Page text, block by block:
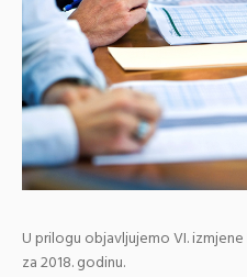
U prilogu objavljujemo VI.
za 2018. godinu.